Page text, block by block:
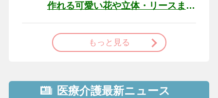
作れる可愛い花や立体・リースま
で
もっと見る
医療介護最新ニュース